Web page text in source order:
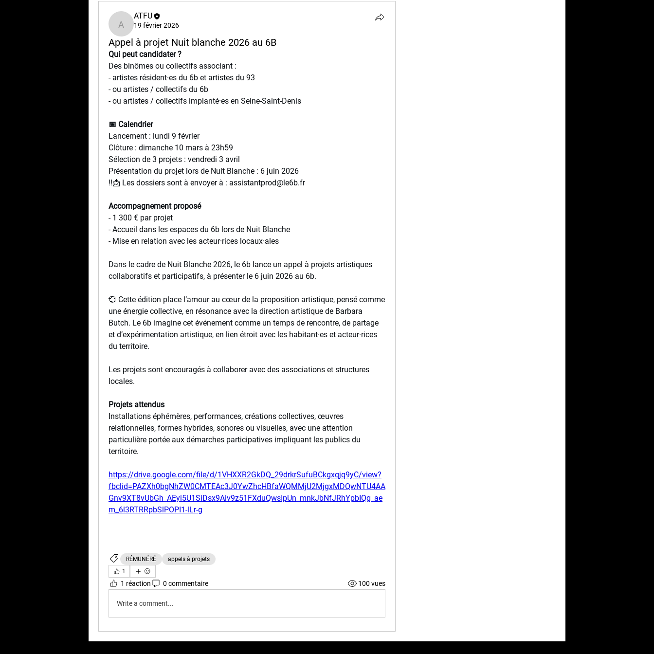
ATFU
ATFU
19 février 2026
Appel à projet Nuit blanche 2026 au 6B
Qui peut candidater ?
Des binômes ou collectifs associant :
- artistes résident·es du 6b et artistes du 93
- ou artistes / collectifs du 6b
- ou artistes / collectifs implanté·es en Seine-Saint-Denis
📅 Calendrier
Lancement : lundi 9 février
Clôture : dimanche 10 mars à 23h59
Sélection de 3 projets : vendredi 3 avril
Présentation du projet lors de Nuit Blanche : 6 juin 2026
‼️📩 Les dossiers sont à envoyer à : assistantprod@le6b.fr
Accompagnement proposé
- 1 300 € par projet
- Accueil dans les espaces du 6b lors de Nuit Blanche
- Mise en relation avec les acteur·rices locaux·ales
Dans le cadre de Nuit Blanche 2026, le 6b lance un appel à projets artistiques
collaboratifs et participatifs, à présenter le 6 juin 2026 au 6b.
💞 Cette édition place l’amour au cœur de la proposition artistique, pensé comme
une énergie collective, en résonance avec la direction artistique de Barbara
Butch. Le 6b imagine cet événement comme un temps de rencontre, de partage
et d’expérimentation artistique, en lien étroit avec les habitant·es et acteur·rices
du territoire.
Les projets sont encouragés à collaborer avec des associations et structures
locales.
Projets attendus
Installations éphémères, performances, créations collectives, œuvres
relationnelles, formes hybrides, sonores ou visuelles, avec une attention
particulière portée aux démarches participatives impliquant les publics du
territoire.
https://drive.google.com/file/d/1VHXXR2GkDQ_29drkrSufuBCkgxqjq9yC/view?
fbclid=PAZXh0bgNhZW0CMTEAc3J0YwZhcHBfaWQMMjU2MjgxMDQwNTU4AA
Gnv9XT8vUbGh_AEyi5U1SiDsx9Aiv9z51FXduQwsIpUn_mnkJbNfJRhYpbIQg_ae
m_6l3RTRRpbSlPOPI1-lLr-g
RÉMUNÉRÉ
appels à projets
1
1 réaction 0 commentaire 100 vues
Write a comment...